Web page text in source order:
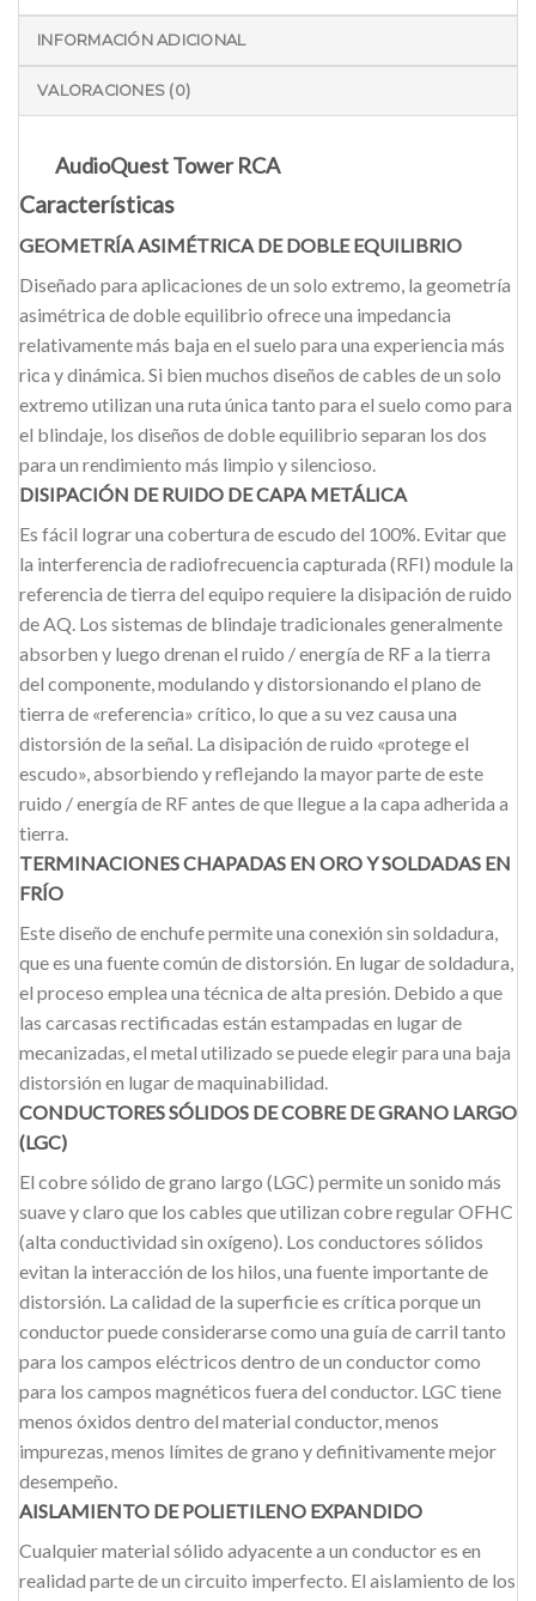
INFORMACIÓN ADICIONAL
VALORACIONES (0)
AudioQuest Tower RCA
Características
GEOMETRÍA ASIMÉTRICA DE DOBLE EQUILIBRIO
Diseñado para aplicaciones de un solo extremo, la geometría
asimétrica de doble equilibrio ofrece una impedancia
relativamente más baja en el suelo para una experiencia más
rica y dinámica. Si bien muchos diseños de cables de un solo
extremo utilizan una ruta única tanto para el suelo como para
el blindaje, los diseños de doble equilibrio separan los dos
para un rendimiento más limpio y silencioso.
DISIPACIÓN DE RUIDO DE CAPA METÁLICA
Es fácil lograr una cobertura de escudo del 100%. Evitar que
la interferencia de radiofrecuencia capturada (RFI) module la
referencia de tierra del equipo requiere la disipación de ruido
de AQ. Los sistemas de blindaje tradicionales generalmente
absorben y luego drenan el ruido / energía de RF a la tierra
del componente, modulando y distorsionando el plano de
tierra de «referencia» crítico, lo que a su vez causa una
distorsión de la señal. La disipación de ruido «protege el
escudo», absorbiendo y reflejando la mayor parte de este
ruido / energía de RF antes de que llegue a la capa adherida a
tierra.
TERMINACIONES CHAPADAS EN ORO Y SOLDADAS EN
FRÍO
Este diseño de enchufe permite una conexión sin soldadura,
que es una fuente común de distorsión. En lugar de soldadura,
el proceso emplea una técnica de alta presión. Debido a que
las carcasas rectificadas están estampadas en lugar de
mecanizadas, el metal utilizado se puede elegir para una baja
distorsión en lugar de maquinabilidad.
CONDUCTORES SÓLIDOS DE COBRE DE GRANO LARGO
(LGC)
El cobre sólido de grano largo (LGC) permite un sonido más
suave y claro que los cables que utilizan cobre regular OFHC
(alta conductividad sin oxígeno). Los conductores sólidos
evitan la interacción de los hilos, una fuente importante de
distorsión. La calidad de la superficie es crítica porque un
conductor puede considerarse como una guía de carril tanto
para los campos eléctricos dentro de un conductor como
para los campos magnéticos fuera del conductor. LGC tiene
menos óxidos dentro del material conductor, menos
impurezas, menos límites de grano y definitivamente mejor
desempeño.
AISLAMIENTO DE POLIETILENO EXPANDIDO
Cualquier material sólido adyacente a un conductor es en
realidad parte de un circuito imperfecto. El aislamiento de los